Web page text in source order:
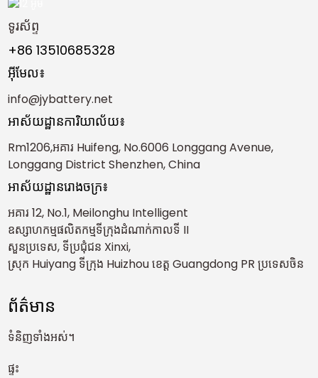
ទូរស័ព្ទ
+86 13510685328
អ៊ីមែល៖
info@jybattery.net
អាស័យដ្ឋានការិយាល័យ៖
Rm1206,អគារ Huifeng, No.6006 Longgang Avenue,
Longgang District Shenzhen, China
អាស័យដ្ឋានរោងចក្រ៖
អគារ 12, No.1, Meilonghu Intelligent
ឧស្សាហកម្ម​ផលិត​កម្ម​ទីក្រុង​ដំណាក់កាល​ទី II
សួនប្រទេស, ទីប្រជុំជន Xinxi,
ស្រុក Huiyang ទីក្រុង Huizhou ខេត្ត Guangdong PR ប្រទេសចិន
ព័ត៌មាន
ទំនិញទាំងអស់។
ផ្ទះ